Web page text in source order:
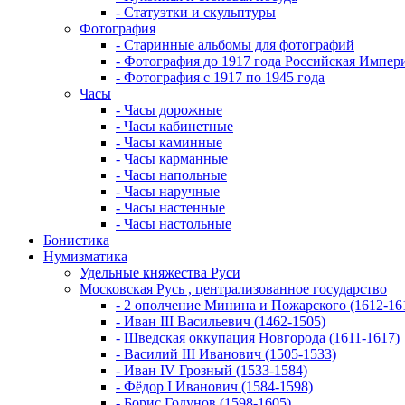
- Статуэтки и скульптуры
Фотография
- Старинные альбомы для фотографий
- Фотография до 1917 года Российская
- Фотография с 1917 по 1945 года
Часы
- Часы дорожные
- Часы кабинетные
- Часы каминные
- Часы карманные
- Часы напольные
- Часы наручные
- Часы настенные
- Часы настольные
Бонистика
Нумизматика
Удельные княжества Руси
Московская Русь , централизованное государство
- 2 ополчение Минина и Пожарского (1612-
- Иван III Васильевич (1462-1505)
- Шведская оккупация Новгорода (1611-1617)
- Василий III Иванович (1505-1533)
- Иван IV Грозный (1533-1584)
- Фёдор I Иванович (1584-1598)